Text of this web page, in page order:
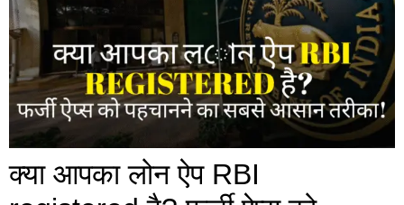
क्या आपका लोन ऐप RBI